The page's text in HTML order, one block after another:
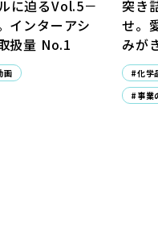
に迫るVol.5－
インターアシ
扱量 No.1
画
突き
せ。
みが
#化学
#事業